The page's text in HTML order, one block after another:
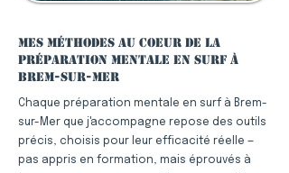
Mes méthodes au coeur de la
préparation mentale en surf à
Brem-sur-Mer
Chaque préparation mentale en surf à Brem-
sur-Mer que j'accompagne repose des outils
précis, choisis pour leur efficacité réelle —
pas appris en formation, mais éprouvés à